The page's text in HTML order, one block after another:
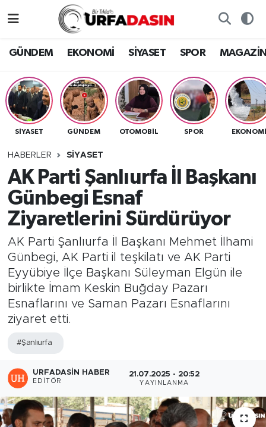
GÜNDEM EKONOMİ SİYASET SPOR
SİYASET GÜNDEM OTOMOBİL SPOR EKONOMİ
HABERLER SİYASET
AK Parti Şanlıurfa İl Başkanı
Günbegi Esnaf
Ziyaretlerini Sürdürüyor
AK Parti Şanlıurfa İl Başkanı Mehmet İlhami
Günbegi, AK Parti il teşkilatı ve AK Parti
Eyyübiye İlçe Başkanı Süleyman Elgün ile
birlikte İmam Keskin Buğday Pazarı
Esnaflarını ve Saman Pazarı Esnaflarını
ziyaret etti.
#Şanlıurfa
URFADASIN HABER
EDITÖR
21.07.2025 - 20:52
YAYINLANMA
EKONOMİ
SİYASET
SPOR
MAGAZİN
SAĞLIK
TEKNOLOJİ
OTOMOBİL
Gizlilik ve Güvenlik Politikası
İletişim
Nöbetçi Eczaneler
Hava Durumu
Namaz Vakitleri
Trafik Durumu
Süper Lig Puan Durumu ve Fikstür
Tüm Manşetler
Son Dakika Haberleri
Haber Arşivi